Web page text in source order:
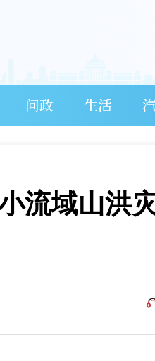
问政 生活
流域山洪